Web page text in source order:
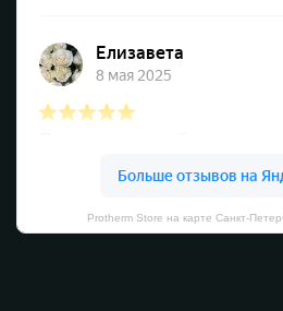
Protherm Store на карте